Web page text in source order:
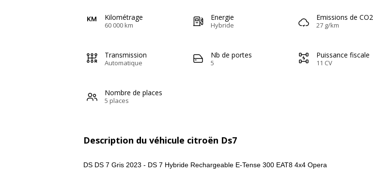
Kilométrage
60 000 km
Energie
Hybride
Emissions de CO2
27 g/km
Transmission
Automatique
Nb de portes
5
Puissance fiscale
11 CV
Nombre de places
5 places
Description du véhicule citroën Ds7
DS DS 7 Gris 2023 - DS 7 Hybride Rechargeable E-Tense 300 EAT8 4x4 Opera